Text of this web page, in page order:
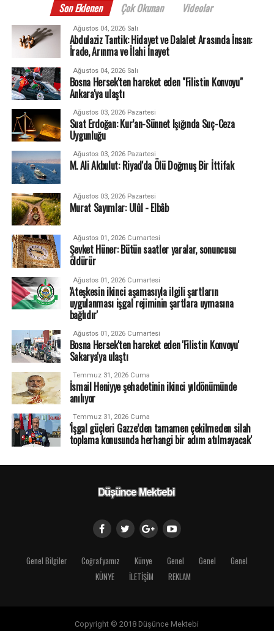
Son Eklenen Çok Okunan Videolar
Ağustos 04, 2026 Salı
Abdulaziz Tantik: Hidayet ve Dalalet Arasında İnsan:
İrade, Arınma ve İlahi İnayet
Ağustos 04, 2026 Salı
Bosna Hersek'ten hareket eden "Filistin Konvoyu"
Ankara'ya ulaştı
Ağustos 03, 2026 Pazartesi
Suat Erdoğan: Kur’an-Sünnet Işığında Suç-Ceza
Uygunluğu
Ağustos 03, 2026 Pazartesi
M. Ali Akbulut: Riyad'da Ölü Doğmuş Bir İttifak
Ağustos 03, 2026 Pazartesi
Murat Sayımlar: Ulûl - Elbâb
Ağustos 01, 2026 Cumartesi
Şevket Hüner: Bütün saatler yaralar, sonuncusu
öldürür
Ağustos 01, 2026 Cumartesi
'Ateşkesin ikinci aşamasıyla ilgili şartların
uygulanması işgal rejiminin şartlara uymasına
bağlıdır'
Ağustos 01, 2026 Cumartesi
Bosna Hersek'ten hareket eden 'Filistin Konvoyu'
Sakarya'ya ulaştı
Temmuz 31, 2026 Cuma
İsmail Heniyye şehadetinin ikinci yıldönümünde
anılıyor
Temmuz 31, 2026 Cuma
'İşgal güçleri Gazze’den tamamen çekilmeden silah
toplama konusunda herhangi bir adım atılmayacak'
Genel Bilgiler Coğrafyamız Künye Genel Genel
Genel
KÜNYE
İLETİŞİM REKLAM
Copyright © 2018 Düşünce Mektebi